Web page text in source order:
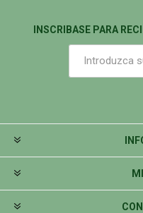
INSCRIBASE PARA